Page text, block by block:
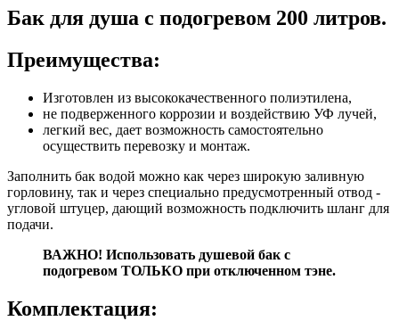
Бак для душа с подогревом 200 литров.
Преимущества:
Изготовлен из высококачественного полиэтилена,
не подверженного коррозии и воздействию УФ лучей,
легкий вес, дает возможность самостоятельно
осуществить перевозку и монтаж.
Заполнить бак водой можно как через широкую заливную
горловину, так и через специально предусмотренный отвод -
угловой штуцер, дающий возможность подключить шланг для
подачи.
ВАЖНО! Использовать душевой бак с
подогревом ТОЛЬКО при отключенном тэне.
Комплектация: